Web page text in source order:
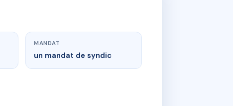
MANDAT
un mandat de syndic